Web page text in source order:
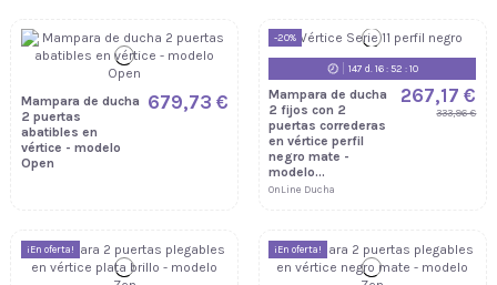
Mampara de ducha
2 puertas
abatibles en
vértice - modelo
Open
679,73 €
-20%
147d. 16:52:09
Mampara de ducha
2 fijos con 2
puertas correderas
en vértice perfil
negro mate -
modelo...
OnLine Ducha
267,17 €
333,96 €
¡En oferta! ¡En oferta!